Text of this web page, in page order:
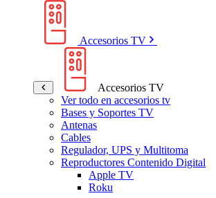
Accesorios TV
Accesorios TV
Ver todo en accesorios tv
Bases y Soportes TV
Antenas
Cables
Regulador, UPS y Multitoma
Reproductores Contenido Digital
Apple TV
Roku